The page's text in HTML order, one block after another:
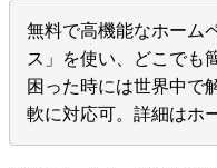
無料で高機能なホーム
ス」を使い、どこでも
困った時には世界中で
軟に対応可。詳細はホ